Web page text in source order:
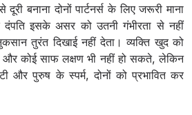
बनाना दोनों पार्टनर्स के लिए जरूरी माना
दंपति इसके असर को उतनी गंभीरता से नहीं
तुरंत दिखाई नहीं देता। व्यक्ति खुद को
कोई साफ लक्षण भी नहीं हो सकते, लेकिन
और पुरुष के स्पर्म, दोनों को प्रभावित कर